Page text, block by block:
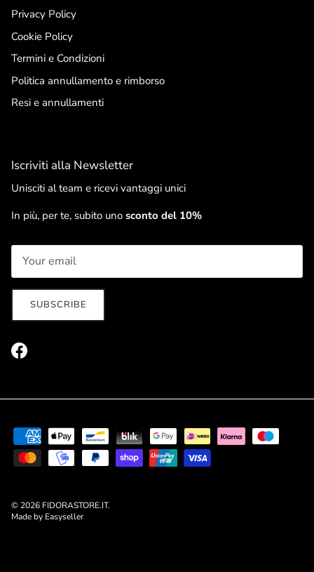
Privacy Policy
Cookie Policy
Termini e Condizioni
Politica annullamento e rimborso
Resi e annullamenti
Iscriviti alla Newsletter
Unisciti al team e ricevi vantaggi unici
In più, per te, subito uno sconto del 10%
SUBSCRIBE
Facebook
© 2026 FIDORASTORE.IT.
Made by Easyseller